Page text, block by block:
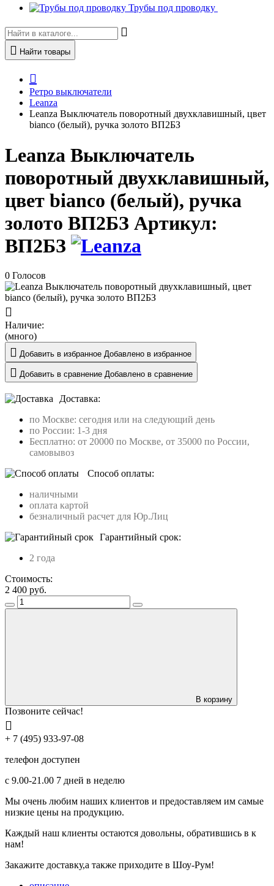
Трубы под проводку
Найти товары
Ретро выключатели
Leanza
Leanza Выключатель поворотный двухклавишный, цвет
bianco (белый), ручка золото ВП2БЗ
Leanza Выключатель
поворотный двухклавишный,
цвет bianco (белый), ручка
золото ВП2БЗ Артикул:
ВП2БЗ
0 Голосов
Наличие:
(много)
Добавить в избранное Добавлено в избранное
Добавить в сравнение Добавлено в сравнение
Доставка:
по Москве: сегодня или на следующий день
по России: 1-3 дня
Бесплатно: от 20000 по Москве, от 35000 по России,
самовывоз
Способ оплаты:
наличными
оплата картой
безналичный расчет для Юр.Лиц
Гарантийный срок:
2 года
Стоимость:
2 400 руб.
В корзину
Позвоните сейчас!
+ 7 (495) 933-97-08
телефон доступен
с 9.00-21.00 7 дней в неделю
Мы очень любим наших клиентов и предоставляем им самые
низкие цены на продукцию.
Каждый наш клиенты остаются довольны, обратившись в к
нам!
Закажите доставку,а также приходите в Шоу-Рум!